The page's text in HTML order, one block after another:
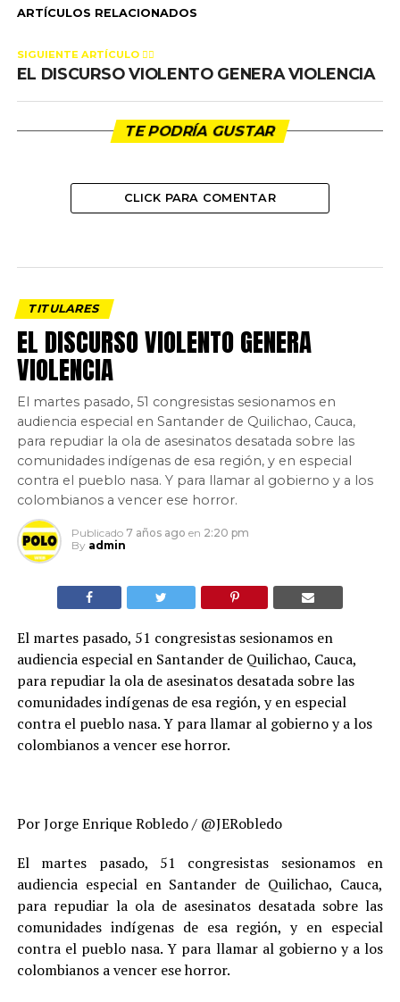
ARTÍCULOS RELACIONADOS
SIGUIENTE ARTÍCULO 👈🏻
EL DISCURSO VIOLENTO GENERA VIOLENCIA
TE PODRÍA GUSTAR
CLICK PARA COMENTAR
TITULARES
EL DISCURSO VIOLENTO GENERA
VIOLENCIA
El martes pasado, 51 congresistas sesionamos en
audiencia especial en Santander de Quilichao, Cauca,
para repudiar la ola de asesinatos desatada sobre las
comunidades indígenas de esa región, y en especial
contra el pueblo nasa. Y para llamar al gobierno y a los
colombianos a vencer ese horror.
Publicado 7 años ago en 2:20 pm
By admin
El martes pasado, 51 congresistas sesionamos en
audiencia especial en Santander de Quilichao, Cauca,
para repudiar la ola de asesinatos desatada sobre las
comunidades indígenas de esa región, y en especial
contra el pueblo nasa. Y para llamar al gobierno y a los
colombianos a vencer ese horror.
Por Jorge Enrique Robledo / @JERobledo
El martes pasado, 51 congresistas sesionamos en
audiencia especial en Santander de Quilichao, Cauca,
para repudiar la ola de asesinatos desatada sobre las
comunidades indígenas de esa región, y en especial
contra el pueblo nasa. Y para llamar al gobierno y a los
colombianos a vencer ese horror.